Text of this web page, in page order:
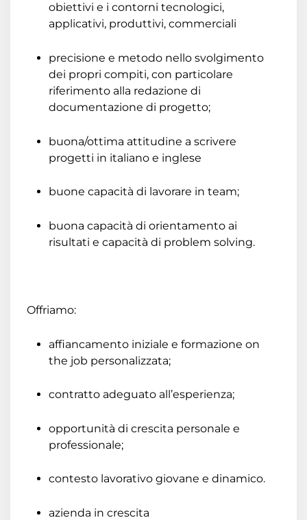
obiettivi e i contorni tecnologici,
applicativi, produttivi, commerciali
precisione e metodo nello svolgimento
dei propri compiti, con particolare
riferimento alla redazione di
documentazione di progetto;
buona/ottima attitudine a scrivere
progetti in italiano e inglese
buone capacità di lavorare in team;
buona capacità di orientamento ai
risultati e capacità di problem solving.
Offriamo:
affiancamento iniziale e formazione on
the job personalizzata;
contratto adeguato all’esperienza;
opportunità di crescita personale e
professionale;
contesto lavorativo giovane e dinamico.
azienda in crescita